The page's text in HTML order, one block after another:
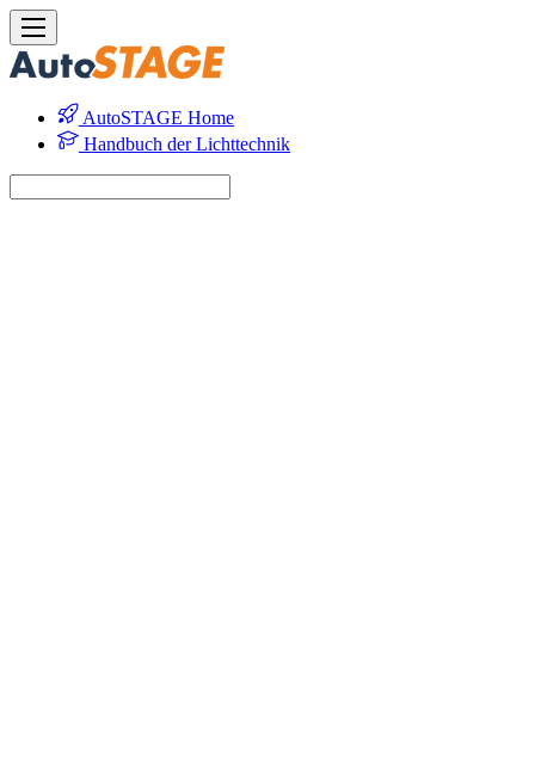
AutoSTAGE Home
Handbuch der Lichttechnik